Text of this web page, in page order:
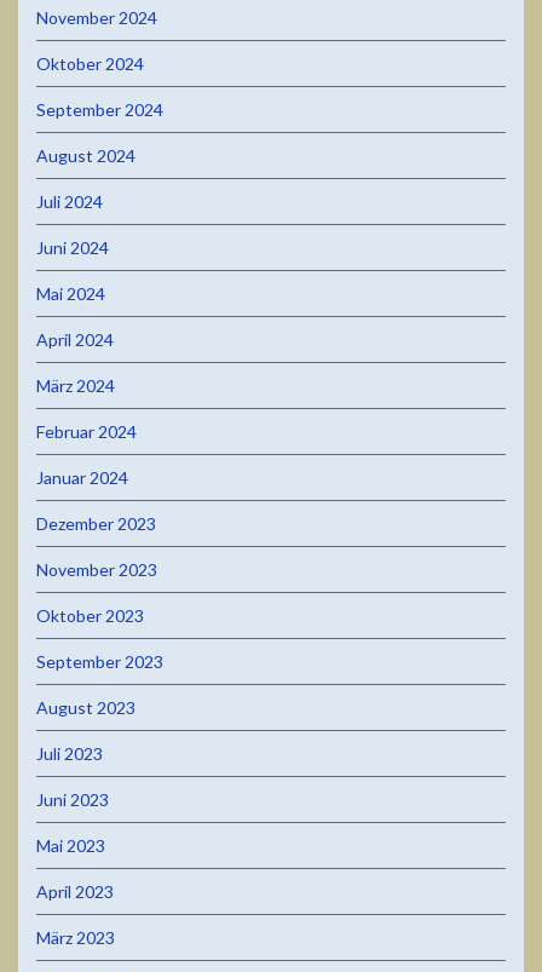
November 2024
Oktober 2024
September 2024
August 2024
Juli 2024
Juni 2024
Mai 2024
April 2024
März 2024
Februar 2024
Januar 2024
Dezember 2023
November 2023
Oktober 2023
September 2023
August 2023
Juli 2023
Juni 2023
Mai 2023
April 2023
März 2023